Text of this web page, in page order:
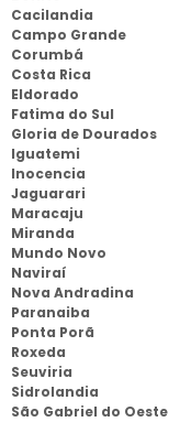
Cacilandia
Campo Grande
Corumbá
Costa Rica
Eldorado
Fatima do Sul
Gloria de Dourados
Iguatemi
Inocencia
Jaguarari
Maracaju
Miranda
Mundo Novo
Naviraí
Nova Andradina
Paranaiba
Ponta Porã
Roxeda
Seuviria
Sidrolandia
São Gabriel do Oeste